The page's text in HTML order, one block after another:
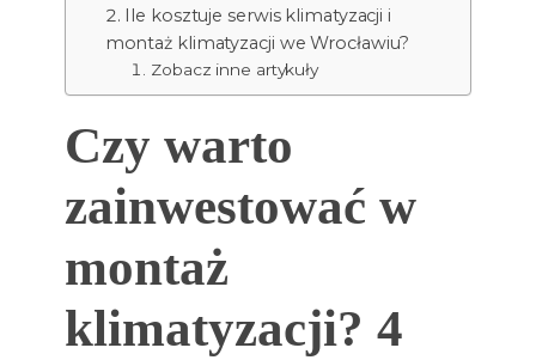
Ile kosztuje serwis klimatyzacji i
montaż klimatyzacji we Wrocławiu?
Zobacz inne artykuły
Czy warto
zainwestować w
montaż
klimatyzacji? 4